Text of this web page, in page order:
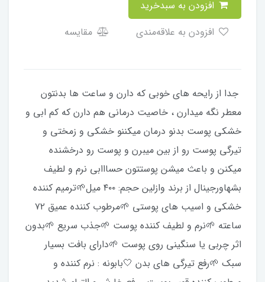
مقایسه
جدا از رایحه های خوبی که دارن و ساعت ها بدنتون
معطر نگه ميدارن ، خاصیت درمانی هم دارن که کم ابی و
خشکی پوست بدنو درمان میکننو خشکی و زمختی و
تیرگی پوست رو از بین میبرن و پوست رو درخشنده
ميكنن و باعث میشن پوستتون حسااابی نرم و لطیف
بشهاورجینال از برند وازلین حجم: ۴۰۰ میل🌱ترمیم کننده
خشکی و اسیب های پوستی 🌱مرطوب کننده عمیق ۷۲
ساعته 🌱نرم و لطیف کننده پوست 🌱جذب سریع 🌱بدون
اثر چربی یا سنگینی روی پوست 🌱دارای بافت بسیار
سبک 🌱رفع تیرگی های بدن 🤍بابونه : نرم کننده و